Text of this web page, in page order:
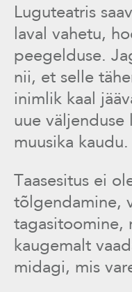
Luguteatris
laval vahetu,
peegelduse.
nii, et selle
inimlik kaal
uue väljenduse
muusika kaudu.
Taasesitus ei
tõlgendamine,
tagasitoomine,
kaugemalt
midagi, mis